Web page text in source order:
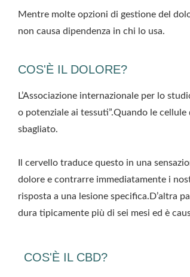
Mentre molte opzioni di gestione del
non causa dipendenza in chi lo usa.
COS'È IL DOLORE?
L’Associazione internazionale per lo
o potenziale ai tessuti”.Quando le
sbagliato.
Il cervello traduce questo in una
dolore e contrarre immediatamente i
risposta a una lesione specifica.D’altra
dura tipicamente più di sei mesi ed è
COS'È IL CBD?